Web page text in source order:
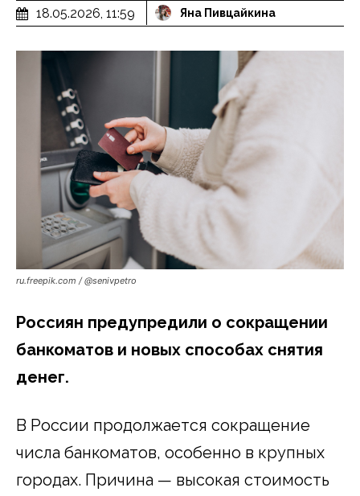
18.05.2026, 11:59 Яна Пивцайкина
ru.freepik.com / @senivpetro
Россиян предупредили о сокращении
банкоматов и новых способах снятия
денег.
В России продолжается сокращение
числа банкоматов, особенно в крупных
городах. Причина — высокая стоимость